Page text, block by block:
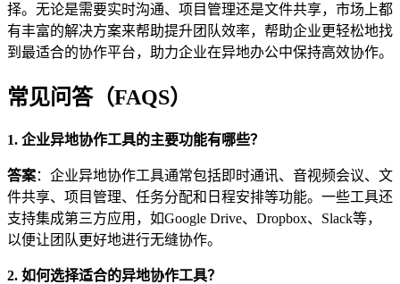
择。无论是需要实时沟通、项目管理还是文件共享，市场上都
有丰富的解决方案来帮助提升团队效率，帮助企业更轻松地找
到最适合的协作平台，助力企业在异地办公中保持高效协作。
常见问答（FAQS）
1. 企业异地协作工具的主要功能有哪些？
答案：企业异地协作工具通常包括即时通讯、音视频会议、文
件共享、项目管理、任务分配和日程安排等功能。一些工具还
支持集成第三方应用，如Google Drive、Dropbox、Slack等，
以便让团队更好地进行无缝协作。
2. 如何选择适合的异地协作工具？